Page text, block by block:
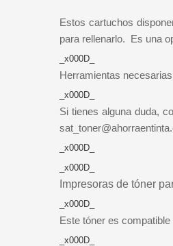
Estos cartuchos
para rellenarlo. Es una
_x000D_
Herramientas
_x000D_
Si tienes alguna duda,
_x000D_
_x000D_
Impresoras de tóner
_x000D_
Este tóner es
_x000D_